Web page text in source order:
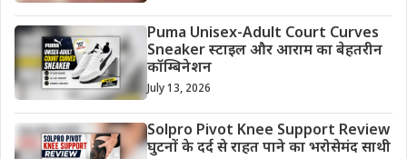
Puma Unisex-Adult Court Curves
Sneaker स्टाइल और आराम का बेहतरीन
कॉम्बिनेशन
July 13, 2026
Solpro Pivot Knee Support Review
घुटनों के दर्द से राहत पाने का भरोसेमंद साथी